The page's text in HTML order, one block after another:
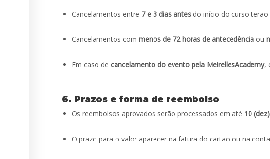
Cancelamentos entre 7 e 3 dias antes do início do curso terão
Cancelamentos com menos de 72 horas de antecedência ou
Em caso de cancelamento do evento pela MeirellesAcademy,
6. Prazos e forma de reembolso
Os reembolsos aprovados serão processados em até 10
O prazo para o valor aparecer na fatura do cartão ou na